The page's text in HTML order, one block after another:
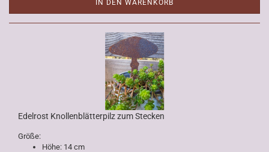
IN DEN WARENKORB
Edelrost Knollenblätterpilz zum Stecken
Größe:
Höhe: 14 cm